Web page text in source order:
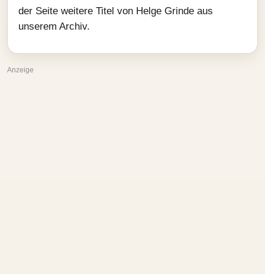
der Seite weitere Titel von Helge Grinde aus
unserem Archiv.
Anzeige